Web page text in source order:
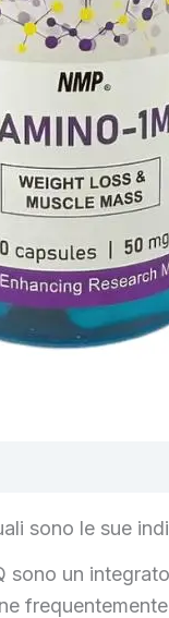
sono le sue
sono un